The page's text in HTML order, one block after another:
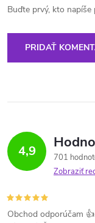
Buďte prvý, kto
PRIDAŤ
4,9
701
Zobraziť
Obchod odporúčam